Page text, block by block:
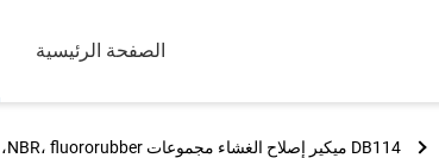
الصفحة الرئيسية
DB114 ميكير إصلاح الغشاء مجموعات NBR، fluororubber، النتريل متكاملة أو البعيد جت نبض الصمامات